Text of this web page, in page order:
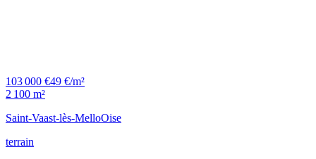
103 000 €49 €/m²
2 100 m²
Saint-Vaast-lès-MelloOise
terrain